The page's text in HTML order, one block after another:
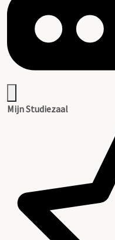
Mijn Studiezaal